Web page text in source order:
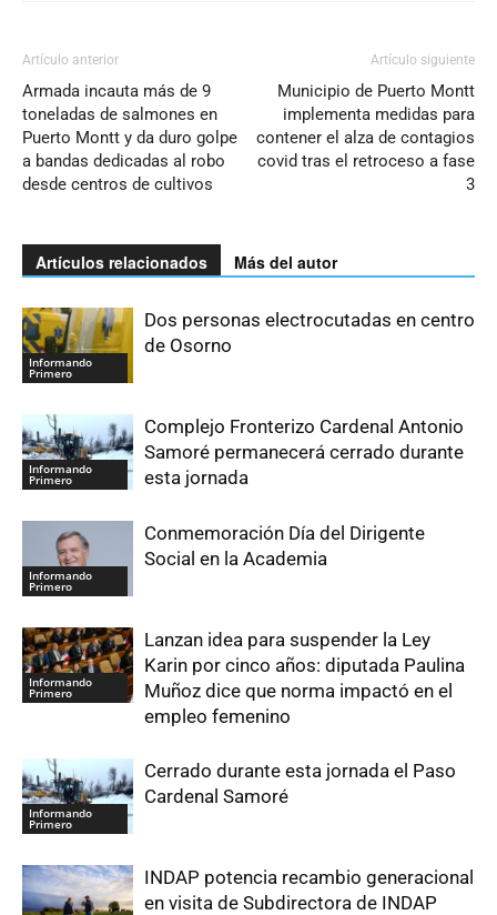
Artículo anterior
Armada incauta más de 9
toneladas de salmones en
Puerto Montt y da duro golpe
a bandas dedicadas al robo
desde centros de cultivos
Artículo siguiente
Municipio de Puerto Montt
implementa medidas para
contener el alza de contagios
covid tras el retroceso a fase
3
Artículos relacionados Más del autor
Informando
Primero
Dos personas electrocutadas en centro
de Osorno
Informando
Primero
Complejo Fronterizo Cardenal Antonio
Samoré permanecerá cerrado durante
esta jornada
Informando
Primero
Conmemoración Día del Dirigente
Social en la Academia
Informando
Primero
Lanzan idea para suspender la Ley
Karin por cinco años: diputada Paulina
Muñoz dice que norma impactó en el
empleo femenino
Informando
Primero
Cerrado durante esta jornada el Paso
Cardenal Samoré
INDAP potencia recambio generacional
en visita de Subdirectora de INDAP